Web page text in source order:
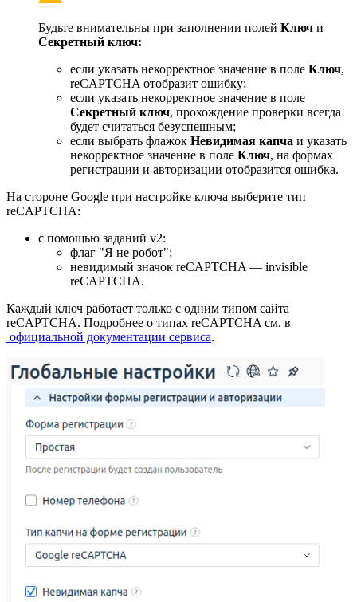
Будьте внимательны при заполнении полей Ключ и
Секретный ключ:
если указать некорректное значение в поле Ключ,
reCAPTCHA отобразит ошибку;
если указать некорректное значение в поле
Секретный ключ, прохождение проверки всегда
будет считаться безуспешным;
если выбрать флажок Невидимая капча и указать
некорректное значение в поле Ключ, на формах
регистрации и авторизации отобразится ошибка.
На стороне Google при настройке ключа выберите тип
reCAPTCHA:
с помощью заданий v2:
флаг "Я не робот";
невидимый значок reCAPTCHA — invisible
reCAPTCHA.
Каждый ключ работает только с одним типом сайта
reCAPTCHA. Подробнее о типах reCAPTCHA см. в
официальной документации сервиса.